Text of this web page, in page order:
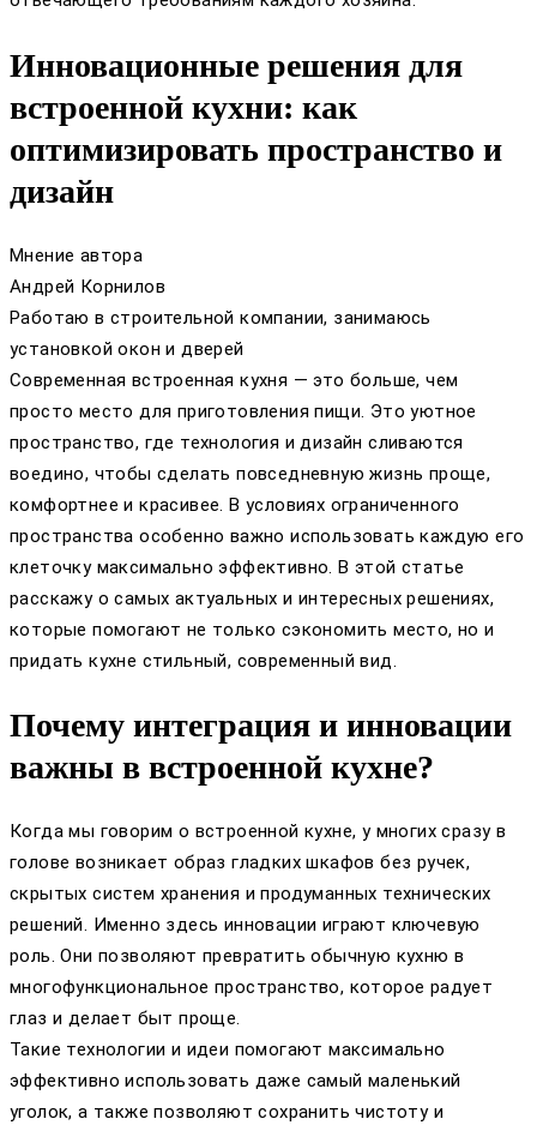
Инновационные решения для
встроенной кухни: как
оптимизировать пространство и
дизайн
Мнение автора
Андрей Корнилов
Работаю в строительной компании, занимаюсь
установкой окон и дверей
Современная встроенная кухня — это больше, чем
просто место для приготовления пищи. Это уютное
пространство, где технология и дизайн сливаются
воедино, чтобы сделать повседневную жизнь проще,
комфортнее и красивее. В условиях ограниченного
пространства особенно важно использовать каждую его
клеточку максимально эффективно. В этой статье
расскажу о самых актуальных и интересных решениях,
которые помогают не только сэкономить место, но и
придать кухне стильный, современный вид.
Почему интеграция и инновации
важны в встроенной кухне?
Когда мы говорим о встроенной кухне, у многих сразу в
голове возникает образ гладких шкафов без ручек,
скрытых систем хранения и продуманных технических
решений. Именно здесь инновации играют ключевую
роль. Они позволяют превратить обычную кухню в
многофункциональное пространство, которое радует
глаз и делает быт проще.
Такие технологии и идеи помогают максимально
эффективно использовать даже самый маленький
уголок, а также позволяют сохранить чистоту и